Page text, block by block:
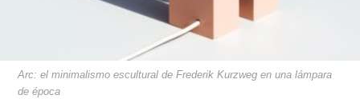
Arc: el minimalismo escultural de Frederik Kurzweg en una lámpara
de época